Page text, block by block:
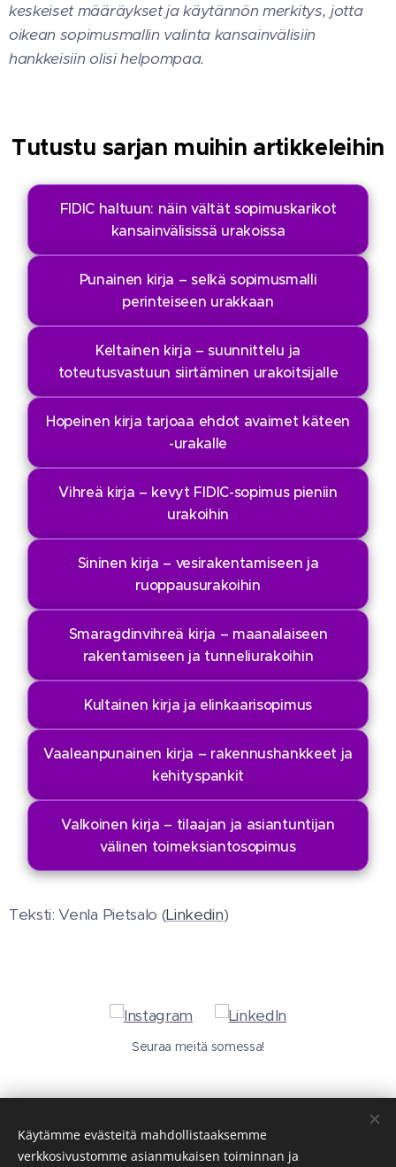
keskeiset määräykset ja käytännön merkitys, jotta
oikean sopimusmallin valinta kansainvälisiin
hankkeisiin olisi helpompaa.
Tutustu sarjan muihin artikkeleihin
FIDIC haltuun: näin vältät sopimuskarikot
kansainvälisissä urakoissa
Punainen kirja – selkä sopimusmalli
perinteiseen urakkaan
Keltainen kirja – suunnittelu ja
toteutusvastuun siirtäminen urakoitsijalle
Hopeinen kirja tarjoaa ehdot avaimet käteen
-urakalle
Vihreä kirja – kevyt FIDIC-sopimus pieniin
urakoihin
Sininen kirja – vesirakentamiseen ja
ruoppausurakoihin
Smaragdinvihreä kirja – maanalaiseen
rakentamiseen ja tunneliurakoihin
Kultainen kirja ja elinkaarisopimus
Vaaleanpunainen kirja – rakennushankkeet ja
kehityspankit
Valkoinen kirja – tilaajan ja asiantuntijan
välinen toimeksiantosopimus
Teksti: Venla Pietsalo (Linkedin)
Seuraa meitä somessa!
Käytämme evästeitä mahdollistaaksemme
verkkosivustomme asianmukaisen toiminnan ja